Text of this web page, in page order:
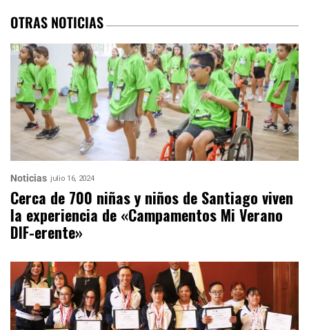
OTRAS NOTICIAS
Noticias julio 16, 2024
Cerca de 700 niñas y niños de Santiago viven
la experiencia de «Campamentos Mi Verano
DIF-erente»